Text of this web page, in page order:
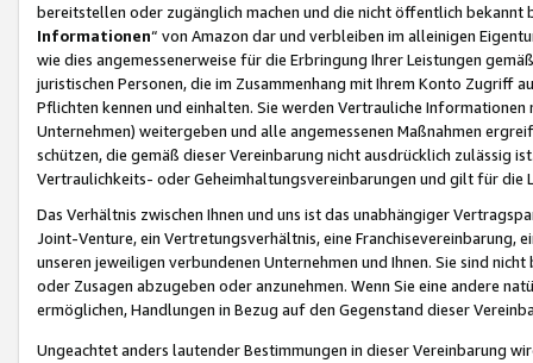
bereitstellen oder zugänglich machen und die nicht öffentlich
Informationen“ von Amazon dar und verbleiben im alleinigen
wie dies angemessenerweise für die Erbringung Ihrer Leistungen
juristischen Personen, die im Zusammenhang mit Ihrem Konto
Pflichten kennen und einhalten. Sie werden Vertrauliche
Unternehmen) weitergeben und alle angemessenen Maßnahmen
schützen, die gemäß dieser Vereinbarung nicht ausdrücklich zulässig
Vertraulichkeits- oder Geheimhaltungsvereinbarungen und gilt für die
Das Verhältnis zwischen Ihnen und uns ist das unabhängiger
Joint-Venture, ein Vertretungsverhältnis, eine Franchisevereinbarung,
unseren jeweiligen verbundenen Unternehmen und Ihnen. Sie sind
oder Zusagen abzugeben oder anzunehmen. Wenn Sie eine andere
ermöglichen, Handlungen in Bezug auf den Gegenstand dieser
Ungeachtet anders lautender Bestimmungen in dieser Vereinbarung